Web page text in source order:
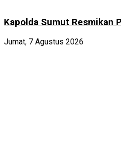
Kapolda Sumut Resmikan
Jumat, 7 Agustus 2026